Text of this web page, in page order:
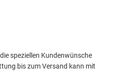
speziellen Kundenwünsche
bis zum Versand kann mit